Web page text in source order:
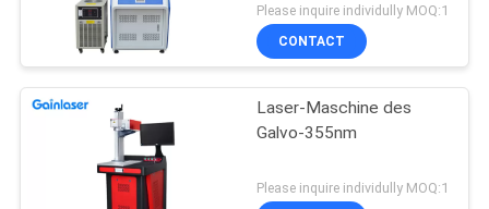
Please inquire individully MOQ:1
CONTACT
Laser-Maschine des
Galvo-355nm
Please inquire individully MOQ:1